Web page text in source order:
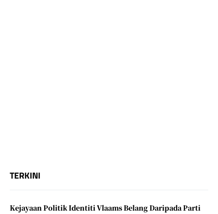
TERKINI
Kejayaan Politik Identiti Vlaams Belang Daripada Parti